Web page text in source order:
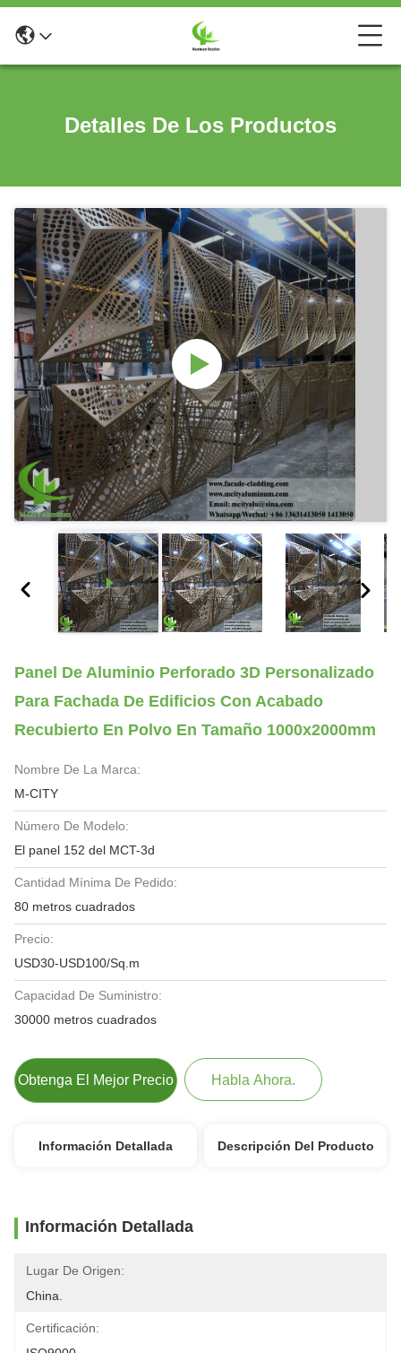
Detalles De Los Productos
Panel De Aluminio Perforado 3D Personalizado
Para Fachada De Edificios Con Acabado
Recubierto En Polvo En Tamaño 1000x2000mm
Nombre De La Marca:
M-CITY
Número De Modelo:
El panel 152 del MCT-3d
Cantidad Mínima De Pedido:
80 metros cuadrados
Precio:
USD30-USD100/Sq.m
Capacidad De Suministro:
30000 metros cuadrados
Obtenga El Mejor Precio Habla Ahora.
Información Detallada Descripción Del Producto
Información Detallada
Lugar De Origen:
China.
Certificación: